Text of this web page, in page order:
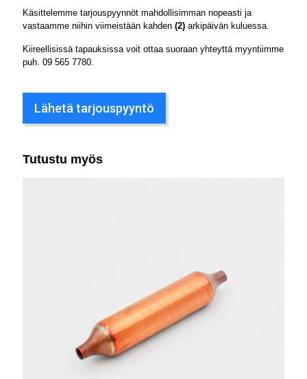
Käsittelemme tarjouspyynnöt mahdollisimman nopeasti ja
vastaamme niihin viimeistään kahden (2) arkipäivän kuluessa.
Kiireellisissä tapauksissa voit ottaa suoraan yhteyttä myyntiimme
puh. 09 565 7780
Lähetä tarjouspyyntö
Tutustu myös